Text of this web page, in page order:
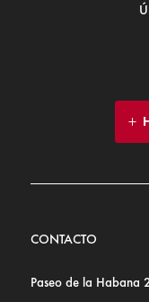
CONTACTO
Paseo de la